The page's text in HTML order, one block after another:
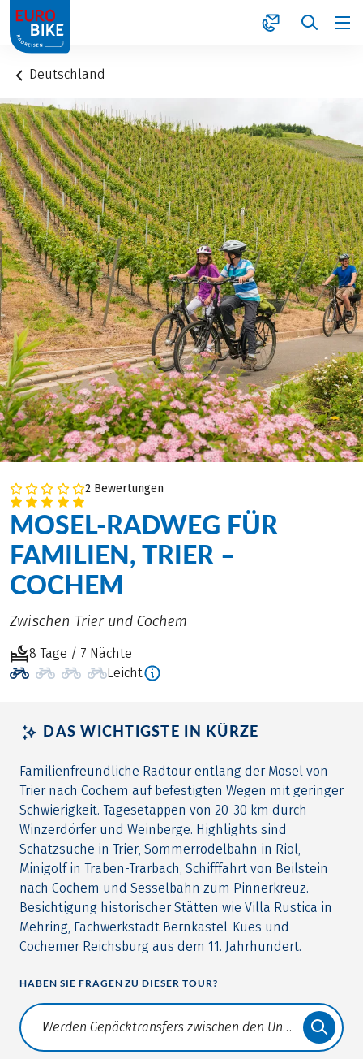
1
Deutschland
2 Bewertungen
MOSEL-RADWEG FÜR
FAMILIEN, TRIER –
COCHEM
Zwischen Trier und Cochem
8 Tage / 7 Nächte
Leicht
DAS WICHTIGSTE IN KÜRZE
Familienfreundliche Radtour entlang der Mosel von
Trier nach Cochem auf befestigten Wegen mit geringer
Schwierigkeit. Tagesetappen von 20-30 km durch
Winzerdörfer und Weinberge. Highlights sind
Schatzsuche in Trier, Sommerrodelbahn in Riol,
Minigolf in Traben-Trarbach, Schifffahrt von Beilstein
nach Cochem und Sesselbahn zum Pinnerkreuz.
Besichtigung historischer Stätten wie Villa Rustica in
Mehring, Fachwerkstadt Bernkastel-Kues und
Cochemer Reichsburg aus dem 11. Jahrhundert.
HABEN SIE FRAGEN ZU DIESER TOUR?
Translate: a11y.faq.search